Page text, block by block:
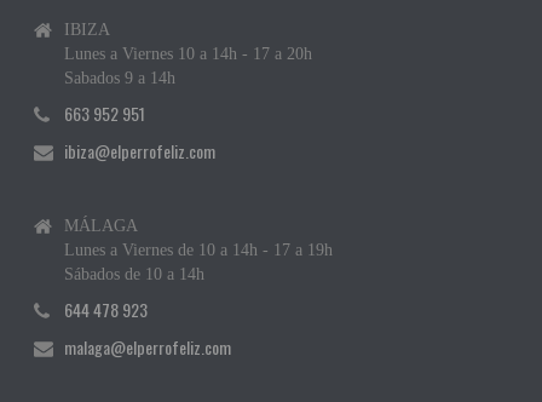
IBIZA
Lunes a Viernes 10 a 14h - 17 a 20h
Sabados 9 a 14h
663 952 951
ibiza@elperrofeliz.com
MÁLAGA
Lunes a Viernes de 10 a 14h - 17 a 19h
Sábados de 10 a 14h
644 478 923
malaga@elperrofeliz.com